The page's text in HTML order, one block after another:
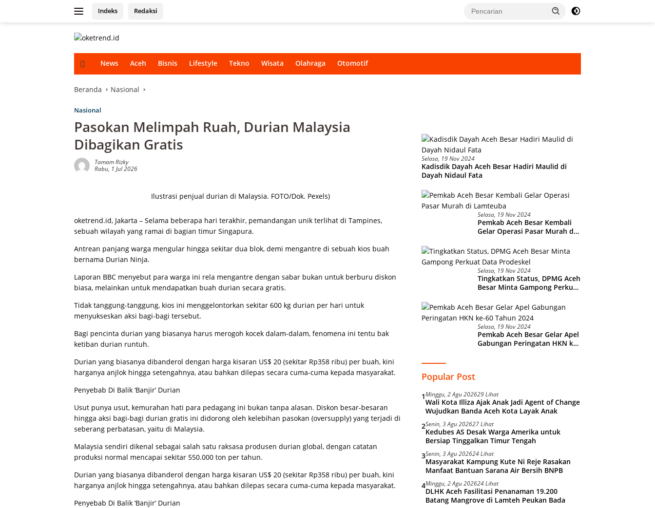
Indeks Redaksi
e
News Aceh Bisnis Lifestyle Tekno Wisata Olahraga Otomotif
Beranda Nasional
Nasional
Pasokan Melimpah Ruah, Durian Malaysia
Dibagikan Gratis
Tamam Rizky
Rabu, 1 Jul 2026
Ilustrasi penjual durian di Malaysia. FOTO/Dok. Pexels)
oketrend.id, Jakarta – Selama beberapa hari terakhir, pemandangan unik terlihat di Tampines,
sebuah wilayah yang ramai di bagian timur Singapura.
Antrean panjang warga mengular hingga sekitar dua blok, demi mengantre di sebuah kios buah
bernama Durian Ninja.
Laporan BBC menyebut para warga ini rela mengantre dengan sabar bukan untuk berburu diskon
biasa, melainkan untuk mendapatkan buah durian secara gratis.
Tidak tanggung-tanggung, kios ini menggelontorkan sekitar 600 kg durian per hari untuk
menyukseskan aksi bagi-bagi tersebut.
Bagi pencinta durian yang biasanya harus merogoh kocek dalam-dalam, fenomena ini tentu bak
ketiban durian runtuh.
Durian yang biasanya dibanderol dengan harga kisaran US$ 20 (sekitar Rp358 ribu) per buah, kini
harganya anjlok hingga setengahnya, atau bahkan dilepas secara cuma-cuma kepada masyarakat.
Penyebab Di Balik ‘Banjir’ Durian
Usut punya usut, kemurahan hati para pedagang ini bukan tanpa alasan. Diskon besar-besaran
hingga aksi bagi-bagi durian gratis ini didorong oleh kelebihan pasokan (oversupply) yang terjadi di
seberang perbatasan, yaitu di Malaysia.
Malaysia sendiri dikenal sebagai salah satu raksasa produsen durian global, dengan catatan
produksi normal mencapai sekitar 550.000 ton per tahun.
Durian yang biasanya dibanderol dengan harga kisaran US$ 20 (sekitar Rp358 ribu) per buah, kini
harganya anjlok hingga setengahnya, atau bahkan dilepas secara cuma-cuma kepada masyarakat.
Penyebab Di Balik ‘Banjir’ Durian
Selasa, 19 Nov 2024
Kadisdik Dayah Aceh Besar Hadiri Maulid di
Dayah Nidaul Fata
Selasa, 19 Nov 2024
Pemkab Aceh Besar Kembali
Gelar Operasi Pasar Murah di
Selasa, 19 Nov 2024
Tingkatkan Status, DPMG Aceh
Besar Minta Gampong Perkuat
Selasa, 19 Nov 2024
Pemkab Aceh Besar Gelar Apel
Gabungan Peringatan HKN ke-
Popular Post
1Minggu, 2 Agu 202629 Lihat
Wali Kota Illiza Ajak Anak Jadi Agent of Change
Wujudkan Banda Aceh Kota Layak Anak
2Senin, 3 Agu 202627 Lihat
Kedubes AS Desak Warga Amerika untuk
Bersiap Tinggalkan Timur Tengah
3Senin, 3 Agu 202624 Lihat
Masyarakat Kampung Kute Ni Reje Rasakan
Manfaat Bantuan Sarana Air Bersih BNPB
4Minggu, 2 Agu 202624 Lihat
DLHK Aceh Fasilitasi Penanaman 19.200
Batang Mangrove di Lamteh Peukan Bada